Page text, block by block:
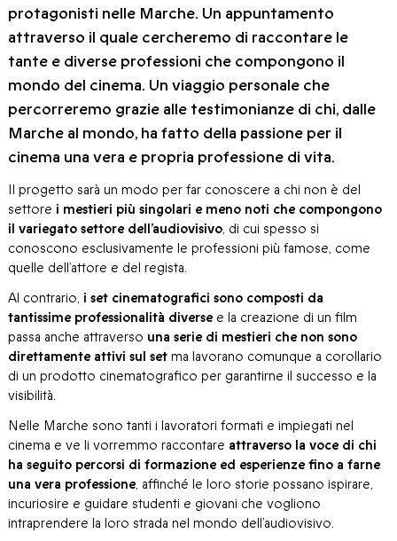
protagonisti nelle Marche. Un appuntamento
attraverso il quale cercheremo di raccontare le
tante e diverse professioni che compongono il
mondo del cinema. Un viaggio personale che
percorreremo grazie alle testimonianze di chi, dalle
Marche al mondo, ha fatto della passione per il
cinema una vera e propria professione di vita.
Il progetto sarà un modo per far conoscere a chi non è del
settore i mestieri più singolari e meno noti che compongono
il variegato settore dell’audiovisivo, di cui spesso si
conoscono esclusivamente le professioni più famose, come
quelle dell’attore e del regista.
Al contrario, i set cinematografici sono composti da
tantissime professionalità diversee la creazione di un film
passa anche attraverso una serie di mestieri che non sono
direttamente attivi sul set ma lavorano comunque a corollario
di un prodotto cinematografico per garantirne il successo e la
visibilità.
Nelle Marche sono tanti i lavoratori formati e impiegati nel
cinema e ve li vorremmo raccontare attraverso la voce di chi
ha seguito percorsi di formazione ed esperienze fino a farne
una vera professione, affinché le loro storie possano ispirare,
incuriosire e guidare studenti e giovani che vogliono
intraprendere la loro strada nel mondo dell’audiovisivo.